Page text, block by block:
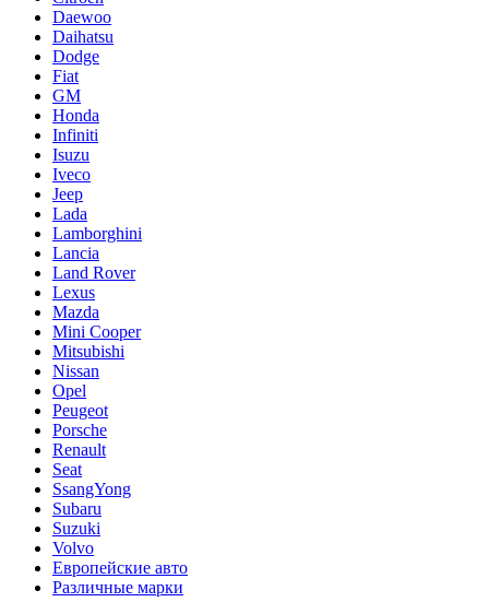
Daewoo
Daihatsu
Dodge
Fiat
GM
Honda
Infiniti
Isuzu
Iveco
Jeep
Lada
Lamborghini
Lancia
Land Rover
Lexus
Mazda
Mini Cooper
Mitsubishi
Nissan
Opel
Peugeot
Porsche
Renault
Seat
SsangYong
Subaru
Suzuki
Volvo
Европейские авто
Различные марки